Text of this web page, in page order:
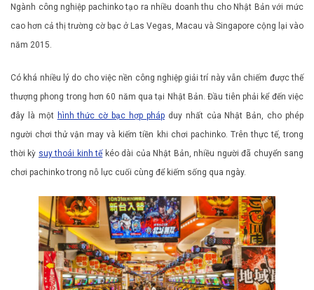
Ngành công nghiệp pachinko tạo ra nhiều doanh thu cho Nhật Bản với mức
cao hơn cả thị trường cờ bạc ở Las Vegas, Macau và Singapore cộng lại vào
năm 2015.
Có khá nhiều lý do cho việc nền công nghiệp giải trí này vẫn chiếm được thế
thượng phong trong hơn 60 năm qua tại Nhật Bản. Đầu tiên phải kể đến việc
đây là một hình thức cờ bạc hợp phápduy nhất của Nhật Bản, cho phép
người chơi thử vận ​​​​may và kiếm tiền khi chơi pachinko. Trên thực tế, trong
thời kỳ suy thoái kinh tếkéo dài của Nhật Bản, nhiều người đã chuyển sang
chơi pachinko trong nỗ lực cuối cùng để kiếm sống qua ngày.